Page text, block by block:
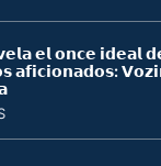
𝗲𝗹 𝗼𝗻𝗰𝗲 𝗶𝗱𝗲𝗮𝗹
𝗮𝗳𝗶𝗰𝗶𝗼𝗻𝗮𝗱𝗼𝘀: